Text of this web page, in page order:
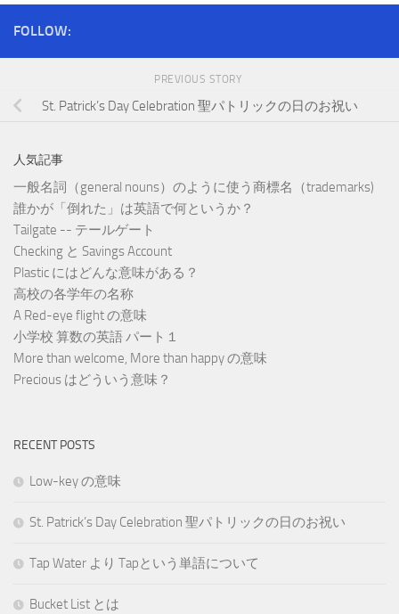
FOLLOW:
PREVIOUS STORY
St. Patrick’s Day Celebration 聖パトリックの日のお祝い
人気記事
一般名詞（general nouns）のように使う商標名（trademarks)
誰かが「倒れた」は英語で何というか？
Tailgate -- テールゲート
Checking と Savings Account
Plastic にはどんな意味がある？
高校の各学年の名称
A Red-eye flight の意味
小学校 算数の英語 パート１
More than welcome, More than happy の意味
Precious はどういう意味？
RECENT POSTS
Low-key の意味
St. Patrick’s Day Celebration 聖パトリックの日のお祝い
Tap Water より Tapという単語について
Bucket List とは